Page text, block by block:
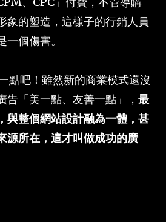
象的塑造，這樣子的行銷人員
個傷害。
點吧！雖然新的商業模式還沒
告「美一點、友善一點」， 最
與整個網站設計融為一體，甚
源所在，這才叫做成功的廣